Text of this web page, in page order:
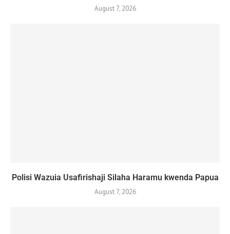
August 7, 2026
Polisi Wazuia Usafirishaji Silaha Haramu kwenda Papua
August 7, 2026